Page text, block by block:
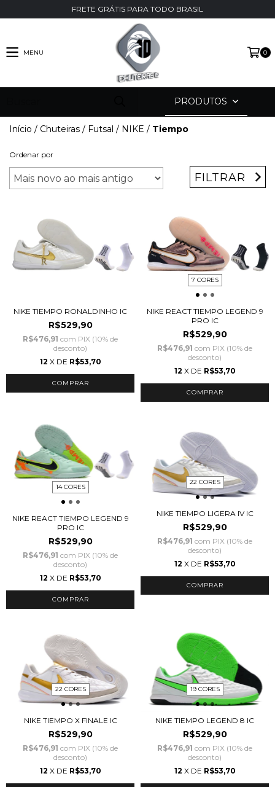
FRETE GRÁTIS PARA TODO BRASIL
MENU 0
PRODUTOS
Início / Chuteiras / Futsal / NIKE / Tiempo
Ordenar por
FILTRAR
NIKE TIEMPO RONALDINHO IC
R$529,90
R$476,91 com PIX (10% de
desconto)
12 X DE R$53,70
COMPRAR
7 CORES
NIKE REACT TIEMPO LEGEND 9
PRO IC
R$529,90
R$476,91 com PIX (10% de
desconto)
12 X DE R$53,70
COMPRAR
14 CORES
NIKE REACT TIEMPO LEGEND 9
PRO IC
R$529,90
R$476,91 com PIX (10% de
desconto)
12 X DE R$53,70
COMPRAR
22 CORES
NIKE TIEMPO LIGERA IV IC
R$529,90
R$476,91 com PIX (10% de
desconto)
12 X DE R$53,70
COMPRAR
22 CORES
NIKE TIEMPO X FINALE IC
R$529,90
R$476,91 com PIX (10% de
desconto)
12 X DE R$53,70
19 CORES
NIKE TIEMPO LEGEND 8 IC
R$529,90
R$476,91 com PIX (10% de
desconto)
12 X DE R$53,70